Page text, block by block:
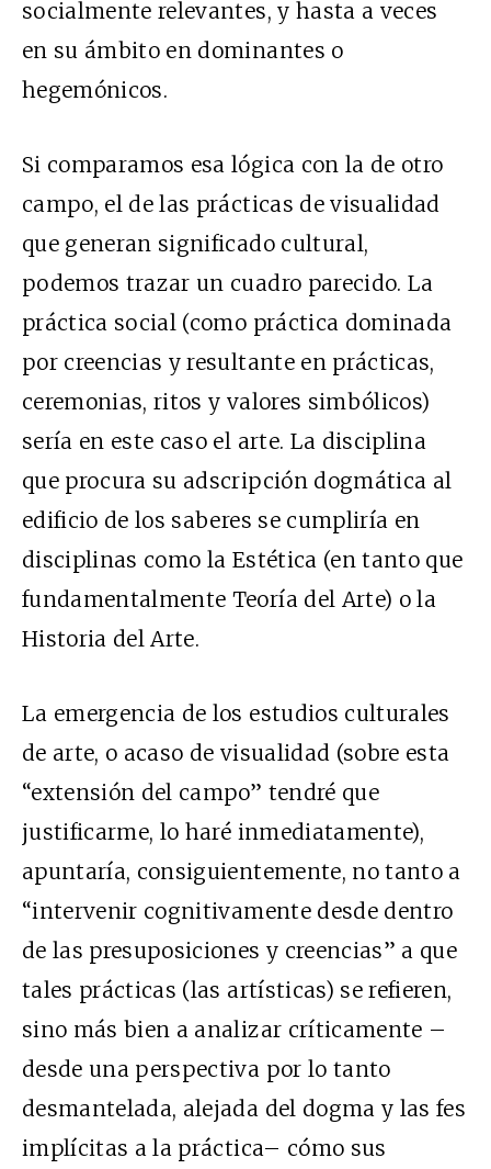
socialmente relevantes, y hasta a veces
en su ámbito en dominantes o
hegemónicos.
Si comparamos esa lógica con la de otro
campo, el de las prácticas de visualidad
que generan significado cultural,
podemos trazar un cuadro parecido. La
práctica social (como práctica dominada
por creencias y resultante en prácticas,
ceremonias, ritos y valores simbólicos)
sería en este caso el arte. La disciplina
que procura su adscripción dogmática al
edificio de los saberes se cumpliría en
disciplinas como la Estética (en tanto que
fundamentalmente Teoría del Arte) o la
Historia del Arte.
La emergencia de los estudios culturales
de arte, o acaso de visualidad (sobre esta
“extensión del campo” tendré que
justificarme, lo haré inmediatamente),
apuntaría, consiguientemente, no tanto a
“intervenir cognitivamente desde dentro
de las presuposiciones y creencias” a que
tales prácticas (las artísticas) se refieren,
sino más bien a analizar críticamente –
desde una perspectiva por lo tanto
desmantelada, alejada del dogma y las fes
implícitas a la práctica– cómo sus